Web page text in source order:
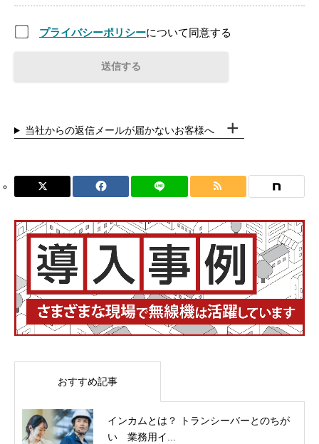
プライバシーポリシーについて同意する
当社からの返信メールが届かないお客様へ
おすすめ記事
インカムとは？ トランシーバーとのちが
い 業務用イ...